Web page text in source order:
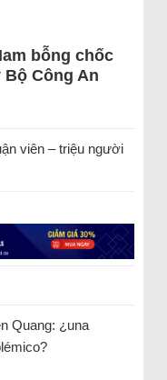
bỗng chốc
Công An
viên – triệu người
Quang: ¿una